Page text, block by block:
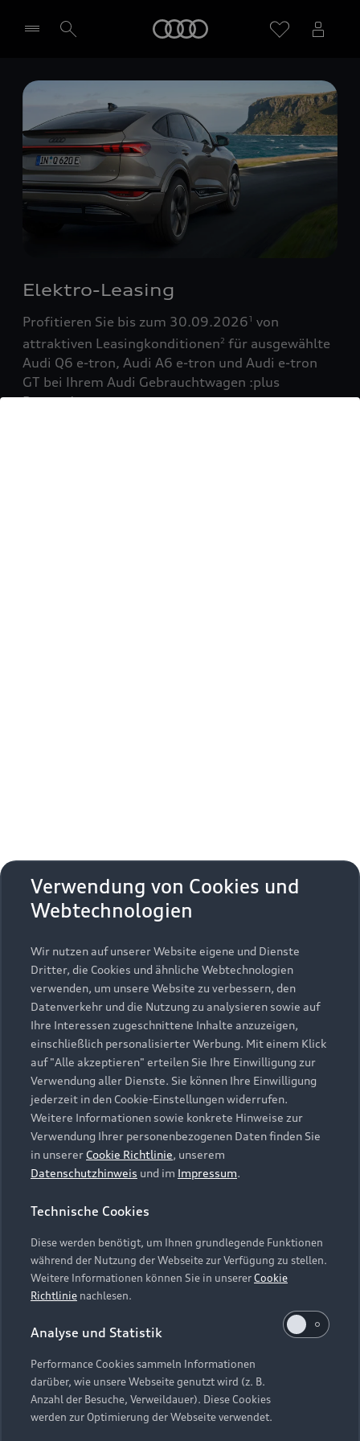
Händler wählen
Elektro-Leasing
Profitieren Sie bis zum 30.09.20261 von
attraktiven Leasingkonditionen2 für ausgewählte
Audi Q6 e-tron, Audi A6 e-tron und Audi e-tron
GT bei Ihrem Audi Gebrauchtwagen :plus
Partner!
Zurück nach oben
Modelle
Alle Modelle
Modelle vergleichen
Elektromodelle
Plug-in-Hybride
Kaufen & leasen
Neuwagensuche
Gebrauchtwagensuche
Gebrauchtwagen
Finanzierung
Aktionen & Angebote
Geschäftskunden
Service & Zubehör
Saisonale Angebote
Audi Services
Garantie
Audi digital services
myAudi
Support
Kundenservice
Händlersuche
Audi Code
Online-Terminvereinbarung
Servicekontakt
Vertrag widerrufen
Über Audi
Unternehmen
Karriere
Investor Relations
Presse & Media Center
Datenschutz
Audi erleben
Newsletter
Impressum Rechtliches
Hinweisgebersystem
Datenschutzinformation
Cookie-Einstellungen
Cookie-Richtlinie
Barrierefreiheit
Hinweis: Die aktuelle Darstellung und Anordnung der
Embleme am Fahrzeug bei allen Abbildungen auf dieser
Webseite kann abweichen.
Verwendung von Cookies und
Webtechnologien
Wir nutzen auf unserer Website eigene und Dienste
Dritter, die Cookies und ähnliche Webtechnologien
verwenden, um unsere Website zu verbessern, den
Datenverkehr und die Nutzung zu analysieren sowie auf
Ihre Interessen zugeschnittene Inhalte anzuzeigen,
einschließlich personalisierter Werbung. Mit einem Klick
auf "Alle akzeptieren" erteilen Sie Ihre Einwilligung zur
Verwendung aller Dienste. Sie können Ihre Einwilligung
jederzeit in den Cookie-Einstellungen widerrufen.
Weitere Informationen sowie konkrete Hinweise zur
Verwendung Ihrer personenbezogenen Daten finden Sie
in unserer Cookie Richtlinie, unserem
Datenschutzhinweis und im Impressum.
Technische Cookies
Diese werden benötigt, um Ihnen grundlegende Funktionen
während der Nutzung der Webseite zur Verfügung zu stellen.
Weitere Informationen können Sie in unsererCookie
Richtlinie nachlesen.
Analyse und Statistik
Performance Cookies sammeln Informationen
darüber, wie unsere Webseite genutzt wird (z. B.
Anzahl der Besuche, Verweildauer). Diese Cookies
werden zur Optimierung der Webseite verwendet.